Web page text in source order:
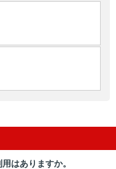
はありますか。